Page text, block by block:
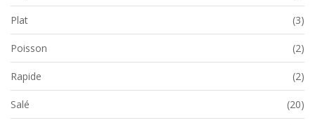
Plat (3)
Poisson (2)
Rapide (2)
Salé (20)